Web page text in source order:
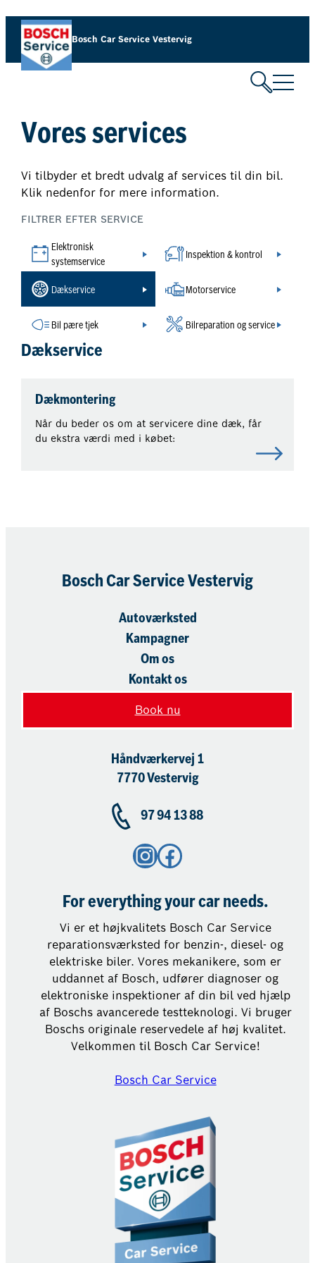
Spring
indhold
Bosch Car Service Vestervig
Vores services
Vi tilbyder et bredt udvalg af services til din bil.
Klik nedenfor for mere information.
FILTRER EFTER SERVICE
Elektronisk
systemservice
Inspektion & kontrol
Dækservice Motorservice
Bil pære tjek Bilreparation og service
Dækservice
Dækmontering
Når du beder os om at servicere dine dæk, får
du ekstra værdi med i købet:
Bosch Car Service Vestervig
Autoværksted
Kampagner
Om os
Kontakt os
Book nu
Håndværkervej 1
7770 Vestervig
97 94 13 88
Instagram Facebook
For everything your car needs.
Vi er et højkvalitets Bosch Car Service
reparationsværksted for benzin-, diesel- og
elektriske biler. Vores mekanikere, som er
uddannet af Bosch, udfører diagnoser og
elektroniske inspektioner af din bil ved hjælp
af Boschs avancerede testteknologi. Vi bruger
Boschs originale reservedele af høj kvalitet.
Velkommen til Bosch Car Service!
Bosch Car Service